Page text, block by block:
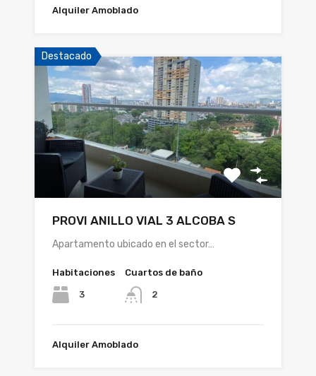
Alquiler Amoblado
Destacado
PROVI ANILLO VIAL 3 ALCOBA S
Apartamento ubicado en el sector…
Habitaciones
3
Cuartos de baño
2
Alquiler Amoblado